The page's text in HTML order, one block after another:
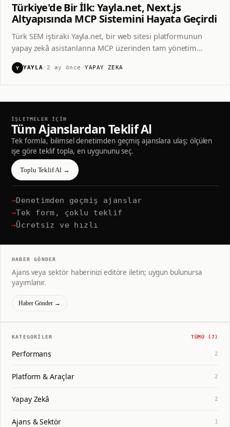
Türkiye'de Bir İlk: Yayla.net, Next.js
Altyapısında MCP Sistemini Hayata Geçirdi
Türk SEM iştiraki Yayla.net, bir web sitesi platformunun
yapay zekâ asistanlarına MCP üzerinden tam yönetim
erişimi vermesini Türkiye'de ilk kez gerçekleştirdi. Site artık
doğal dille, sohbet ederek yönetiliyor.
Y YAYLA/ 2 ay önce /YAPAY ZEKA
İŞLETMELER İÇİN
Tüm Ajanslardan Teklif Al
Tek formla, bilimsel denetimden geçmiş ajanslara ulaş; ölçülen
işe göre teklif topla, en uygununu seç.
Toplu Teklif Al →
Denetimden geçmiş ajanslar
Tek form, çoklu teklif
Ücretsiz ve hızlı
HABER GÖNDER
Ajans veya sektör haberinizi editöre iletin; uygun bulunursa
yayımlanır.
Haber Gönder →
KATEGORILER TÜMÜ (7)
Performans 2
Platform & Araçlar 2
Yapay Zekâ 2
Ajans & Sektör 1